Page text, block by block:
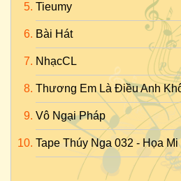
Tieumy
Bài Hát
NhạcCL
Thương Em Là Điều Anh
Vô Ngại Pháp
Tape Thúy Nga 032 - Họa